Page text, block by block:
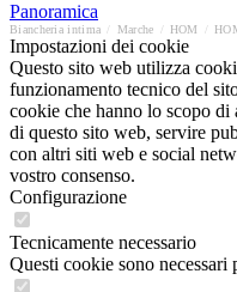
Panoramica
Biancheria intima Marche HOM
Impostazioni dei cookie
Questo sito web utilizza
funzionamento tecnico del
cookie che hanno lo scopo
di questo sito web, servire
con altri siti web e social
vostro consenso.
Configurazione
Tecnicamente necessario
Questi cookie sono